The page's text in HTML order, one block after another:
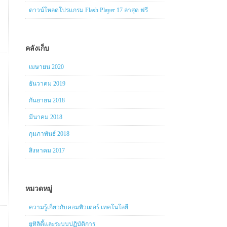
ดาวน์โหลดโปรแกรม Flash Player 17 ล่าสุด ฟรี
คลังเก็บ
เมษายน 2020
ธันวาคม 2019
กันยายน 2018
มีนาคม 2018
กุมภาพันธ์ 2018
สิงหาคม 2017
หมวดหมู่
ความรู้เกี่ยวกับคอมพิวเตอร์ เทคโนโลยี
ยูทิลิตี้และระบบปฏิบัติการ